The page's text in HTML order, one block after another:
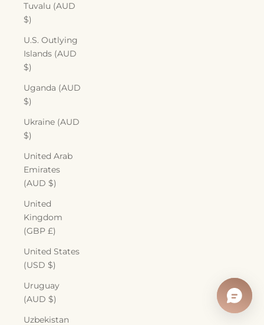
Tuvalu (AUD
$)
U.S. Outlying
Islands (AUD
$)
Uganda (AUD
$)
Ukraine (AUD
$)
United Arab
Emirates
(AUD $)
United
Kingdom
(GBP £)
United States
(USD $)
Uruguay
(AUD $)
Uzbekistan